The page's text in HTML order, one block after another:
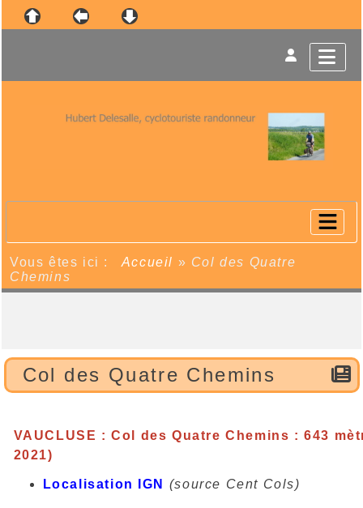
Vous êtes ici : Accueil » Col des Quatre
Chemins
Col des Quatre Chemins
VAUCLUSE : Col des Quatre Chemins : 643
2021)
Localisation IGN (source Cent Cols)